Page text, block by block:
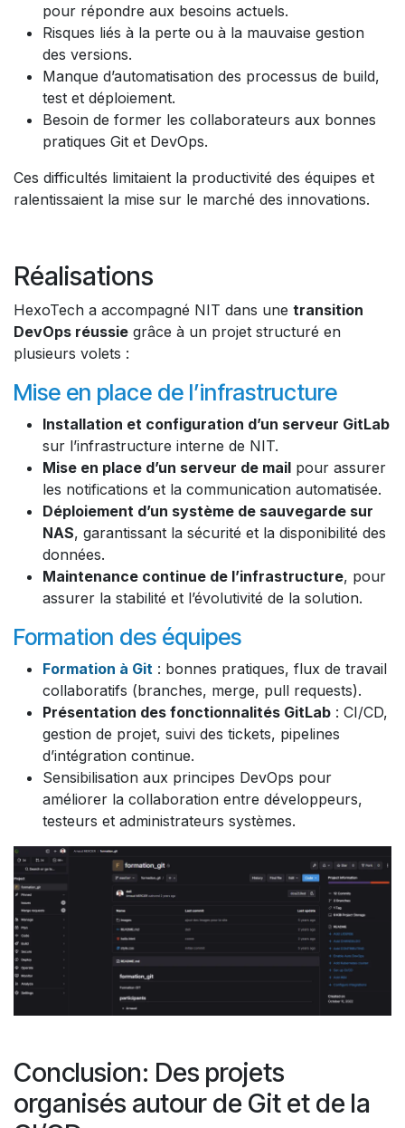
pour répondre aux besoins actuels.
Risques liés à la perte ou à la mauvaise gestion
des versions.
Manque d’automatisation des processus de build,
test et déploiement.
Besoin de former les collaborateurs aux bonnes
pratiques Git et DevOps.
Ces difficultés limitaient la productivité des équipes et
ralentissaient la mise sur le marché des innovations.
Réalisations
HexoTech a accompagné NIT dans une transition
DevOps réussie grâce à un projet structuré en
plusieurs volets :
Mise en place de l’infrastructure
Installation et configuration d’un serveur GitLab
sur l’infrastructure interne de NIT.
Mise en place d’un serveur de mail pour assurer
les notifications et la communication automatisée.
Déploiement d’un système de sauvegarde sur
NAS, garantissant la sécurité et la disponibilité des
données.
Maintenance continue de l’infrastructure, pour
assurer la stabilité et l’évolutivité de la solution.
Formation des équipes
Formation à Git : bonnes pratiques, flux de travail
collaboratifs (branches, merge, pull requests).
Présentation des fonctionnalités GitLab : CI/CD,
gestion de projet, suivi des tickets, pipelines
d’intégration continue.
Sensibilisation aux principes DevOps pour
améliorer la collaboration entre développeurs,
testeurs et administrateurs systèmes.
Conclusion: Des projets
organisés autour de Git et de la